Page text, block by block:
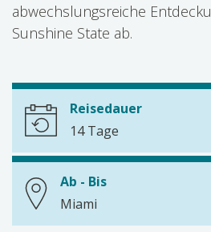
abwechslungsreiche
Sunshine State ab.
Reisedauer
14 Tage
Ab - Bis
Miami